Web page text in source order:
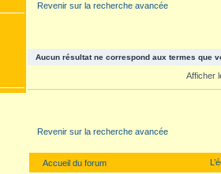
Revenir sur la recherche avancée
Aucun résultat ne correspond aux termes que
Afficher
Revenir sur la recherche avancée
Accueil du forum